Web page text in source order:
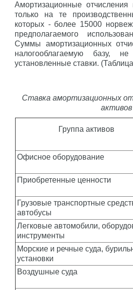
Амортизационные
только на те
которых - более 15000
предполагаемого
Суммы амортизационных
налогооблагаемую базу,
установленные ставки.
Ставка амортизационных
активов
Группа активов
Офисное оборудование
Приобретенные ценности
Грузовые транспортные
автобусы
Легковые автомобили,
инструменты
Морские и речные суда,
установки
Воздушные суда